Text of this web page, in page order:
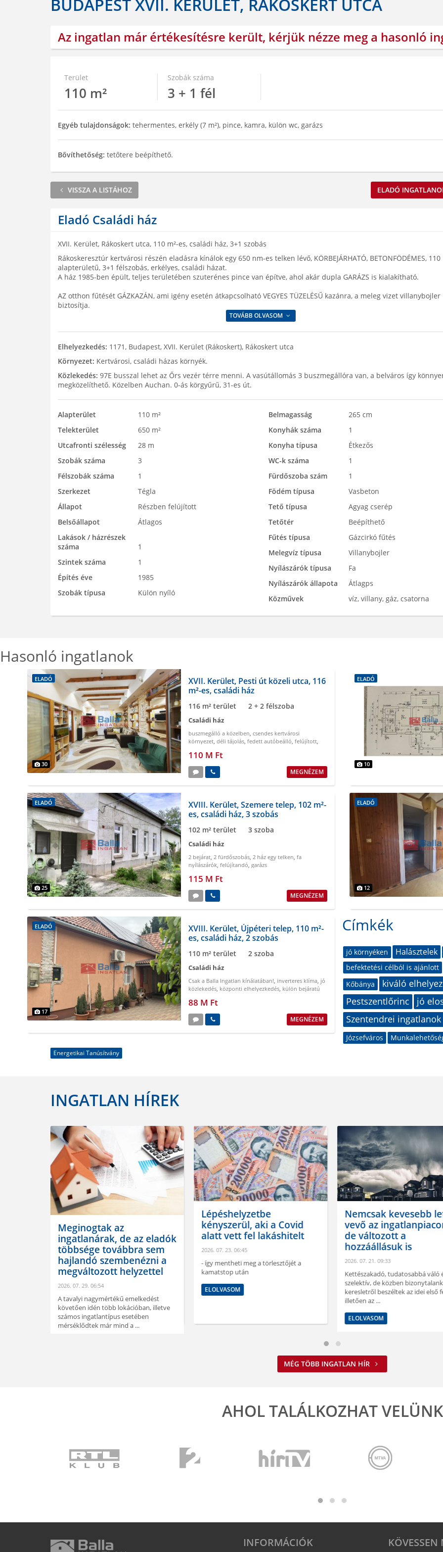
BUDAPEST XVII. KERÜLET, RÁKOSKERT UTCA
Az ingatlan már értékesítésre került, kérjük nézze meg a hasonló
Terület
110 m²
Szobák száma
3 + 1 fél
Egyéb tulajdonságok: tehermentes, erkély (7 m²), pince, kamra, külön wc, garázs
Bővíthetőség: tetőtere beépíthető.
VISSZA A LISTÁHOZ ELADÓ
Eladó Családi ház
XVII. Kerület, Rákoskert utca, 110 m²-es, családi ház, 3+1 szobás
Rákoskeresztúr kertvárosi részén eladásra kínálok egy 650 nm-es telken lévő, KÖRBEJÁRHATÓ, BETONFÖDÉMES,
alapterületű, 3+1 félszobás, erkélyes, családi házat.
A ház 1985-ben épült, teljes területében szuterénes pince van építve, ahol akár dupla GARÁZS is kialakítható.
AZ otthon fűtését GÁZKAZÁN, ami igény esetén átkapcsolható VEGYES TÜZELÉSŰ kazánra, a meleg vizet villanybojler
biztosítja.
TOVÁBB OLVASOM
Elhelyezkedés: 1171, Budapest, XVII. Kerület (Rákoskert), Rákoskert utca
Környezet: Kertvárosi, családi házas környék.
Közlekedés: 97E busszal lehet az Őrs vezér térre menni. A vasútállomás 3 buszmegállóra van, a belváros így
megközelíthető. Közelben Auchan. 0-ás körgyűrű, 31-es út.
Alapterület
110 m²
Telekterület
650 m²
Utcafronti szélesség
28 m
Szobák száma
3
Félszobák száma
1
Szerkezet
Tégla
Állapot
Részben felújított
Belsőállapot
Átlagos
Lakások / házrészek
száma
1
Szintek száma
1
Építés éve
1985
Szobák típusa
Külön nyíló
Belmagasság
265 cm
Konyhák száma
1
Konyha típusa
Étkezős
WC-k száma
1
Fürdőszoba szám
1
Födém típusa
Vasbeton
Tető típusa
Agyag cserép
Tetőtér
Beépíthető
Fűtés típusa
Gázcirkó fűtés
Melegvíz típusa
Villanybojler
Nyílászárók típusa
Fa
Nyílászárók állapota
Átlagps
Közművek
víz, villany, gáz, csatorna
Hasonló ingatlanok
ELADÓ
30
XVII. Kerület, Pesti út közeli utca, 116
m²-es, családi ház
116 m² terület 2 + 2 félszoba
Családi ház
buszmegálló a közelben, csendes kertvárosi
környezet, déli tájolás, fedett autóbeálló, felújított,
110 M Ft
MEGNÉZEM
ELADÓ
10
ELADÓ
25
XVIII. Kerület, Szemere telep, 102 m²-
es, családi ház, 3 szobás
102 m² terület 3 szoba
Családi ház
2 bejárat, 2 fürdőszobás, 2 ház egy telken, fa
nyílászárók, felújítandó, garázs
115 M Ft
MEGNÉZEM
ELADÓ
12
ELADÓ
17
XVIII. Kerület, Újpéteri telep, 110 m²-
es, családi ház, 2 szobás
110 m² terület 2 szoba
Családi ház
Csak a Balla Ingatlan kínálatában!, inverteres klíma, jó
közlekedés, központi elhelyezkedés, külön bejáratú
88 M Ft
MEGNÉZEM
Címkék
jó környéken Halásztelek
befektetési célból is ajánlott
Kőbánya
kiváló
Pestszentlőrinc
jó
Szentendrei ingatlanok
Józsefváros
Energetikai Tanúsítvány
INGATLAN HÍREK
Meginogtak az
ingatlanárak, de az eladók
többsége továbbra sem
hajlandó szembenézni a
megváltozott helyzettel
2026. 07. 29. 06:54
A tavalyi nagymértékű emelkedést
követően idén több lokációban, illetve
számos ingatlantípus esetében
mérséklődtek már mind a ...
Lépéshelyzetbe
kényszerül, aki a Covid
alatt vett fel lakáshitelt
2026. 07. 23. 06:45
- így mentheti meg a törlesztőjét a
kamatstop után
ELOLVASOM
Nemcsak kevesebb
vevő az
de változott a
hozzáállásuk is
2026. 07. 21. 09:33
Kettészakadó, tudatosabbá váló
szelektív, de közben
keresletről beszéltek az idei első
illetően az ...
ELOLVASOM
MÉG TÖBB INGATLAN HÍR
AHOL TALÁLKOZHAT VELÜNK
INFORMÁCIÓK